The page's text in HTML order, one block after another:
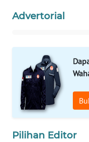
Advertorial
Pilihan Editor
HEALTH
WISATA
LAPAK
WAHANA
Network